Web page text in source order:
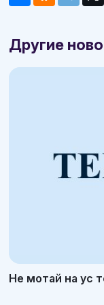
Другие
Не мотай на ус